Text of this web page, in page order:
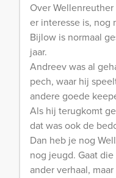
Over
er interesse is, nog
Bijlow is normaal
jaar.
Andreev was al
pech, waar hij
andere goede
Als hij terugkomt
dat was ook de
Dan heb je nog
nog jeugd. Gaat
ander verhaal,